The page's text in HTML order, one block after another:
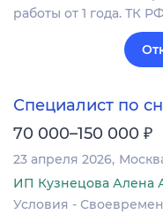
работы от 1 года. ТК
Специалист по
70 000–150 000 ₽
23 апреля 2026
ИП Кузнецова Алена
Условия -